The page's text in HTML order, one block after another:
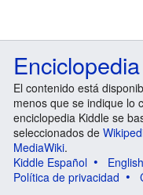
El contenido está
menos que se indique lo
enciclopedia Kiddle se
seleccionados de
MediaWiki.
Kiddle Español
English
Política de privacidad